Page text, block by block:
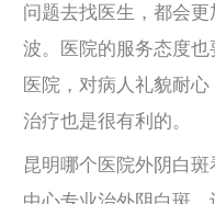
问题去找医生，都会
波。医院的服务态度
医院，对病人礼貌耐
治疗也是很有利的。
昆明哪个医院外阴白